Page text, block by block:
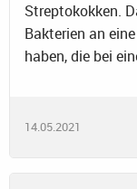
Streptokokken.
Bakterien an
haben, die bei
14.05.2021